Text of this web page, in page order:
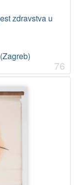
zdravstva u
76